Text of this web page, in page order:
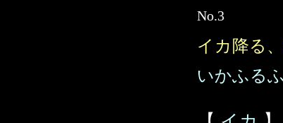
No.3
イカ降る
いかふる